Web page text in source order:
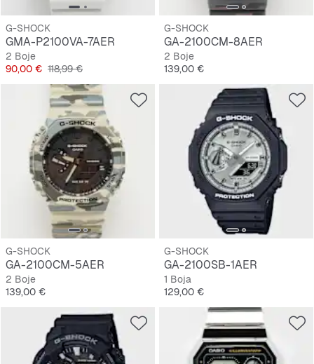
G-SHOCK
GMA-P2100VA-7AER
2 Boje
Cijena
90,00 € Originalna cijena
118,99 €
G-SHOCK
GA-2100CM-8AER
2 Boje
Cijena
139,00 €
G-SHOCK
GA-2100CM-5AER
2 Boje
Cijena
139,00 €
G-SHOCK
GA-2100SB-1AER
1 Boja
Cijena
129,00 €